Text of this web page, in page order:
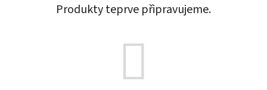
Produkty teprve připravujeme.